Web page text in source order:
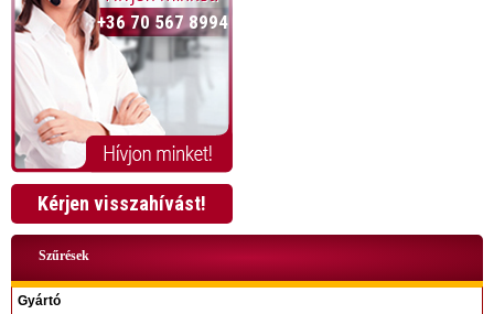
+36 70 567 8994
Kérjen visszahívást!
Szűrések
Gyártó